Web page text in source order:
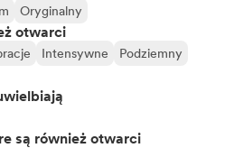
Oryginalny
otwarci
Intensywne Podziemny
są również otwarci